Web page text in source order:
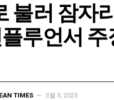
불러 잠자
루언서 주
TIMES 3월 3, 2023